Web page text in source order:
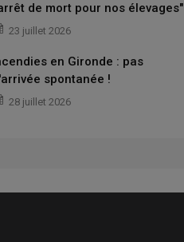
de mort pour nos élevages"
23 juillet 2026
en Gironde : pas
spontanée !
28 juillet 2026